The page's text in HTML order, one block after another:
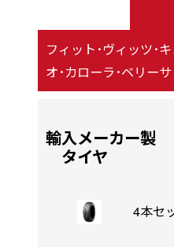
フィット･ヴィッツ･
オ･カローラ･ベリー
輸入メーカー製
タイヤ
4本セ